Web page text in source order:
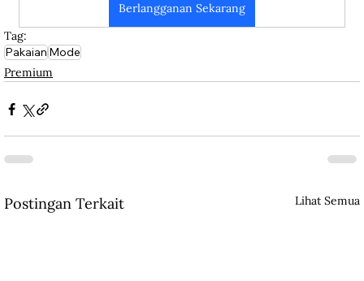
Berlangganan Sekarang
Tag:
PakaianMode
Premium
Postingan Terkait Lihat Semua